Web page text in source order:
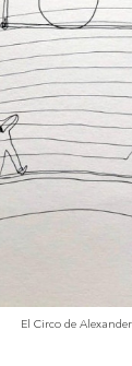
El Circo de